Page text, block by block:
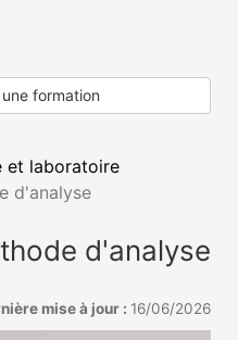
formation
et laboratoire
d'analyse
d'analyse
mise à jour : 16/06/2026